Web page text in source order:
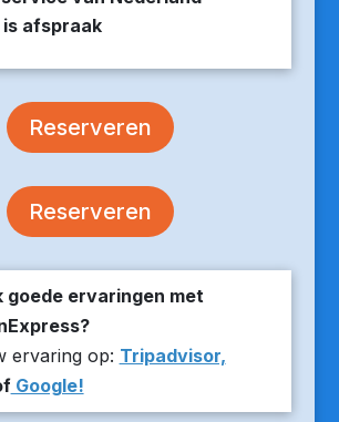
afspraak
Reserveren
Reserveren
goede ervaringen met
ervaring op: Tripadvisor,
Google!